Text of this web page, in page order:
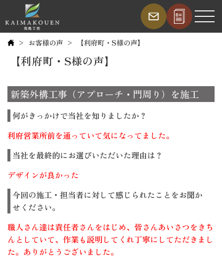
お客様の声 【利府町・S様の声】
【利府町・S様の声】
新築外構工事（アプローチ・門周り）を施工
何がきっかけで当社を知りましたか？
利府営業所前を通っていて気になってました。
当社を最終的にお選びいただいた理由は？
デザインが良かった
今回の施工・担当者に対して感じられたことをお聞か
せください。
職人さん達は責任者さんをはじめ、皆さんあいさつをきち
んとしていて、作業も説明してくれ丁寧にしてただきまし
た。ありがとうございました。